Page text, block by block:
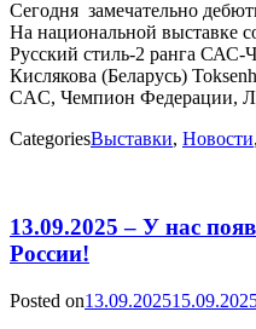
Сегодня замечательно
На национальной выставке
Русский стиль-2 ранга САС-
Кислякова (Беларусь)
CAC, Чемпион Федерации,
CategoriesВыставки, Новости,
13.09.2025 – У нас
России!
Posted on13.09.2025